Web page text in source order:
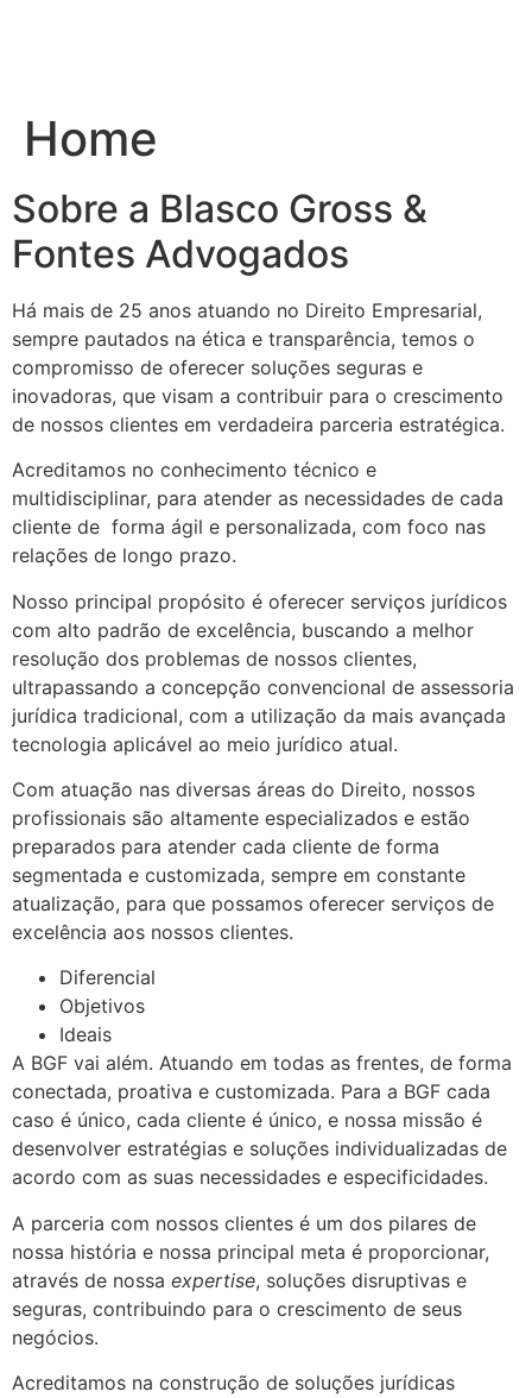
Home
Sobre a Blasco Gross &
Fontes Advogados
Há mais de 25 anos atuando no Direito Empresarial,
sempre pautados na ética e transparência, temos o
compromisso de oferecer soluções seguras e
inovadoras, que visam a contribuir para o crescimento
de nossos clientes em verdadeira parceria estratégica.
Acreditamos no conhecimento técnico e
multidisciplinar, para atender as necessidades de cada
cliente de forma ágil e personalizada, com foco nas
relações de longo prazo.
Nosso principal propósito é oferecer serviços jurídicos
com alto padrão de excelência, buscando a melhor
resolução dos problemas de nossos clientes,
ultrapassando a concepção convencional de assessoria
jurídica tradicional, com a utilização da mais avançada
tecnologia aplicável ao meio jurídico atual.
Com atuação nas diversas áreas do Direito, nossos
profissionais são altamente especializados e estão
preparados para atender cada cliente de forma
segmentada e customizada, sempre em constante
atualização, para que possamos oferecer serviços de
excelência aos nossos clientes.
Diferencial
Objetivos
Ideais
A BGF vai além. Atuando em todas as frentes, de forma
conectada, proativa e customizada. Para a BGF cada
caso é único, cada cliente é único, e nossa missão é
desenvolver estratégias e soluções individualizadas de
acordo com as suas necessidades e especificidades.
A parceria com nossos clientes é um dos pilares de
nossa história e nossa principal meta é proporcionar,
através de nossa expertise, soluções disruptivas e
seguras, contribuindo para o crescimento de seus
negócios.
Acreditamos na construção de soluções jurídicas